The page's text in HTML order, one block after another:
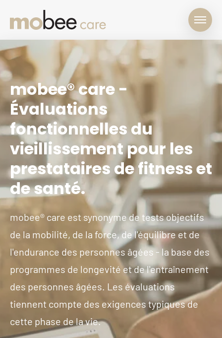
mobee® care -
Évaluations
fonctionnelles du
vieillissement pour les
prestataires de fitness et
de santé.
mobee® care est synonyme de tests objectifs
de la mobilité, de la force, de l'équilibre et de
l'endurance des personnes âgées - la base des
programmes de longevité et de l'entraînement
des personnes âgées. Les évaluations
tiennent compte des exigences typiques de
cette phase de la vie.